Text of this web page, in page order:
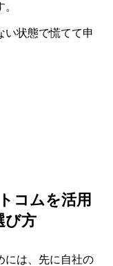
い状態で慌てて申
コムを活用
び方
には、先に自社の